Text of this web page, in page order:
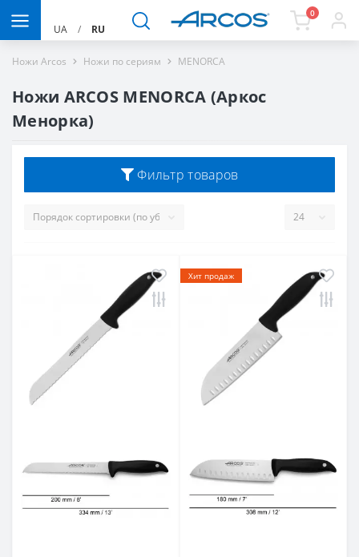
UA / RU
0
Ножи Arcos Ножи по сериям MENORCA
Ножи ARCOS MENORCA (Аркос
Менорка)
Фильтр товаров
Хит продаж